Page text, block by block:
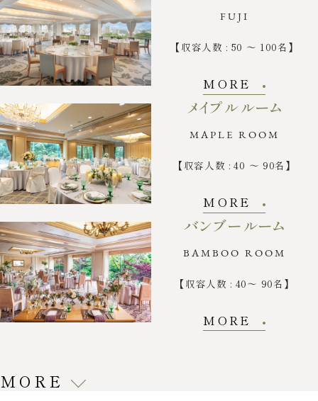
FUJI
【収容人数 : 50 ～ 100名】
MORE
メイプルルーム
MAPLE ROOM
【収容人数 : 40 ～ 90名】
MORE
バンブールーム
BAMBOO ROOM
【収容人数 : 40～ 90名】
MORE
MORE